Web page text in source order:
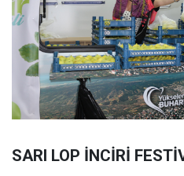
SARI LOP İNCİRİ